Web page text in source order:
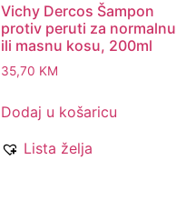
Vichy Dercos Šampon
protiv peruti za normalnu
ili masnu kosu, 200ml
35,70 KM
Dodaj u košaricu
Lista želja